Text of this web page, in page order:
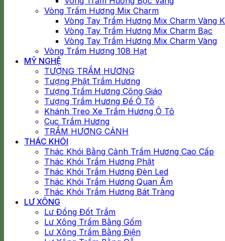
Vòng Trầm Hương Mix Charm
Vòng Tay Trầm Hương Mix Charm Vàng
Vòng Tay Trầm Hương Mix Charm Bạc
Vòng Tay Trầm Hương Mix Charm Vàng
Vòng Trầm Hương 108 Hạt
MỸ NGHỆ
TƯỢNG TRẦM HƯƠNG
Tượng Phật Trầm Hương
Tượng Trầm Hương Công Giáo
Tượng Trầm Hương Để Ô Tô
Khánh Treo Xe Trầm Hương Ô Tô
Cục Trầm Hương
TRẦM HƯƠNG CẢNH
THÁC KHÓI
Thác Khói Bằng Cảnh Trầm Hương Cao Cấp
Thác Khói Trầm Hương Phật
Thác Khói Trầm Hương Đèn Led
Thác Khói Trầm Hương Quan Âm
Thác Khói Trầm Hương Bát Tràng
LƯ XÔNG
Lư Đồng Đốt Trầm
Lư Xông Trầm Bằng Gốm
Lư Xông Trầm Bằng Điện